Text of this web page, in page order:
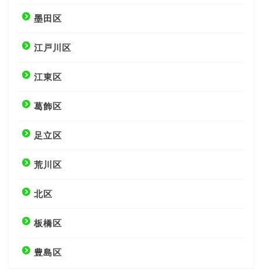
墨田区
江戸川区
江東区
葛飾区
足立区
荒川区
北区
板橋区
豊島区